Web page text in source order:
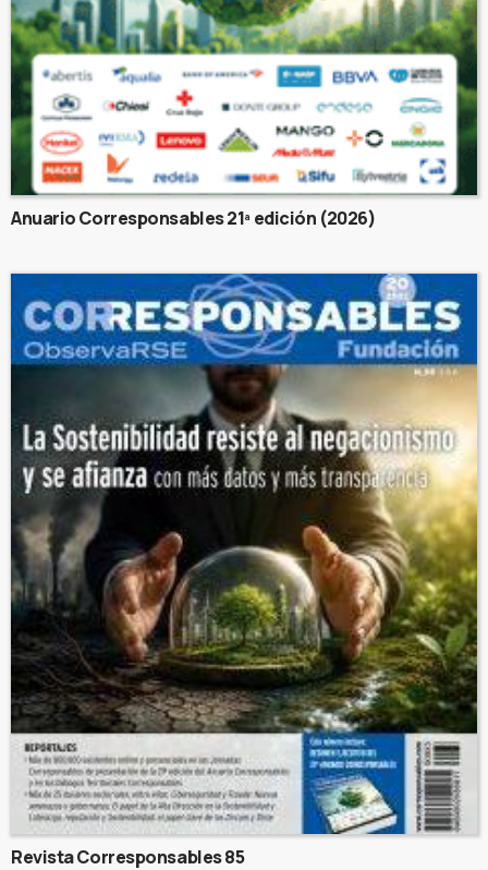
Anuario Corresponsables 21ª edición (2026)
Revista Corresponsables 85